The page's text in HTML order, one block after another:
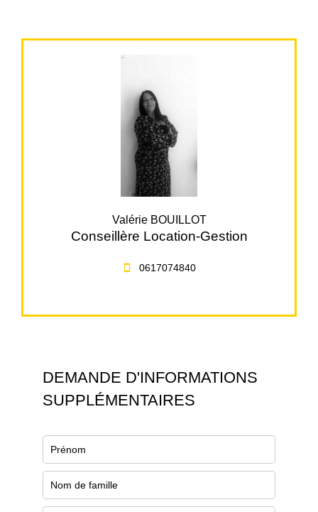
Valérie BOUILLOT
Conseillère Location-Gestion
0617074840
DEMANDE D'INFORMATIONS
SUPPLÉMENTAIRES